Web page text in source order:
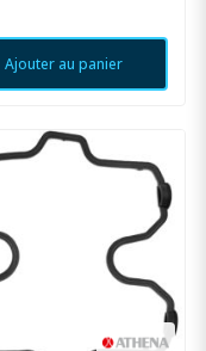
Ajouter au panier